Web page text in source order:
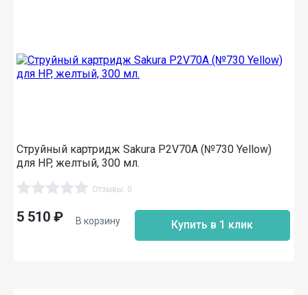
Струйный картридж Sakura P2V70A (№730 Yellow)
для HP, желтый, 300 мл.
Отзывы: 0
5 510 ₽ В корзину Купить в 1 клик